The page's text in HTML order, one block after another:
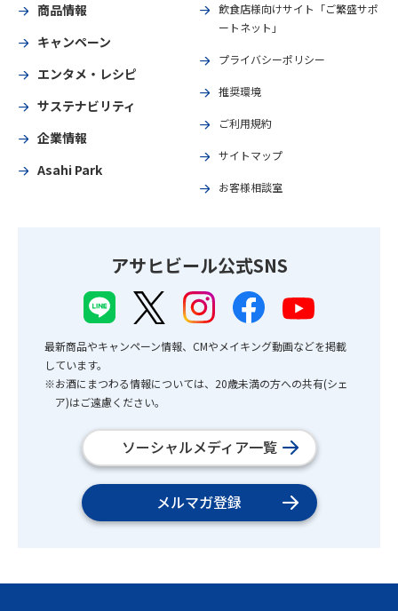
商品情報
キャンペーン
エンタメ・レシピ
サステナビリティ
企業情報
Asahi Park
飲食店様向けサイト「ご繁盛サポ
ートネット」
プライバシーポリシー
推奨環境
ご利用規約
サイトマップ
お客様相談室
アサヒビール公式SNS
最新商品やキャンペーン情報、CMやメイキング動画などを掲載
しています。
※お酒にまつわる情報については、20歳未満の方への共有(シェ
ア)はご遠慮ください。
ソーシャルメディア一覧
メルマガ登録